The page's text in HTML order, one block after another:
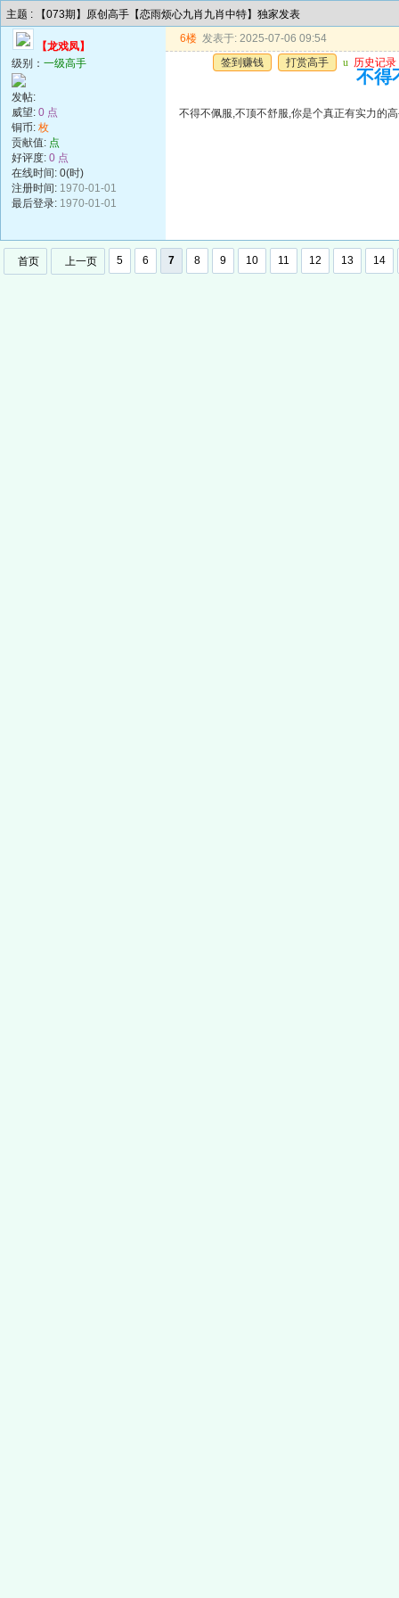
主题 : 【073期】原创高手【恋雨烦心九肖九肖中特】独家发表
【龙戏凤】
级别： 一级高手
发帖:
威望: 0 点
铜币: 枚
贡献值: 点
好评度: 0 点
在线时间: 0(时)
注册时间: 1970-01-01
最后登录: 1970-01-01
6楼 发表于: 2025-07-06 09:54
签到赚钱
打赏高手 u 历史记录
不得
不得不佩服,不顶不舒服,你是个真正有实力的
首页 上一页 5 6 7 8 9 10 11 12 13 14